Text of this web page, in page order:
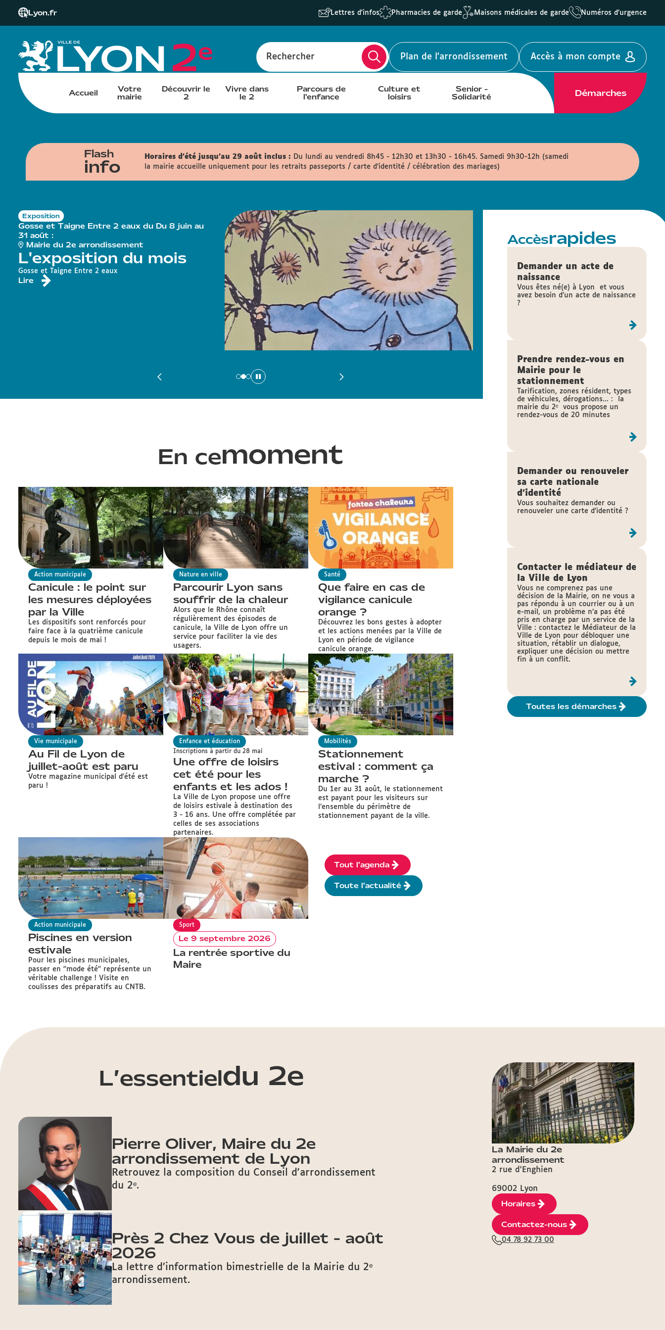
Lyon.fr Lettres d'infos Pharmacies de garde Maisons médicales de garde Numéros d'urgence
Rechercher Plan de l'arrondissement Accès à mon compte
Accueil
Votre
mairie
Découvrir le
2
Vivre dans
le 2
Parcours de
l'enfance
Culture et
loisirs
Senior -
Solidarité
Démarches
Flash
info Horaires d'été jusqu'au 29 août inclus :
Du lundi au vendredi 8h45 - 12h30 et 13h30 - 16h45. Samedi 9h30-12h (samedi
la mairie accueille uniquement pour les retraits passeports / carte d’identité / célébration des mariages)
Exposition
Gosse et Taigne Entre 2 eaux du Du 8 juin au
31 août :
Mairie du 2e arrondissement
L'exposition du mois
Gosse et Taigne Entre 2 eaux
Lire
Gymnase Chanfray
Gymnase Louis Chanfray
Forum des
associations du 2e
arrondissement
Trouvez votre activité sportive, culturelle ou de
En cemoment
Action municipale
Canicule : le point sur
les mesures déployées
par la Ville
Les dispositifs sont renforcés pour
faire face à la quatrième canicule
depuis le mois de mai !
Nature en ville
Parcourir Lyon sans
souffrir de la chaleur
Alors que le Rhône connaît
régulièrement des épisodes de
canicule, la Ville de Lyon offre un
service pour faciliter la vie des
usagers.
Santé
Que faire en cas de
vigilance canicule
orange ?
Découvrez les bons gestes à adopter
et les actions menées par la Ville de
Lyon en période de vigilance
canicule orange.
Vie municipale
Au Fil de Lyon de
juillet-août est paru
Votre magazine municipal d'été est
paru !
Enfance et éducation
Inscriptions à partir du 28 mai
Une offre de loisirs
cet été pour les
enfants et les ados !
La Ville de Lyon propose une offre
de loisirs estivale à destination des
3 - 16 ans. Une offre complétée par
celles de ses associations
partenaires.
Mobilités
Stationnement
estival : comment ça
marche ?
Du 1er au 31 août, le stationnement
est payant pour les visiteurs sur
l’ensemble du périmètre de
stationnement payant de la ville.
Action municipale
Piscines en version
estivale
Pour les piscines municipales,
passer en "mode été" représente un
véritable challenge ! Visite en
coulisses des préparatifs au CNTB.
Sport
Le 9 septembre 2026
La rentrée sportive du
Maire
Tout l’agenda
Toute l’actualité
Accèsrapides
Demander un acte de
naissance
Vous êtes né(e) à Lyon et vous
avez besoin d’un acte de naissance
?
Prendre rendez-vous en
Mairie pour le
stationnement
Tarification, zones résident, types
de véhicules, dérogations... : la
mairie du 2ᵉ vous propose un
rendez-vous de 20 minutes
Demander ou renouveler
sa carte nationale
d'identité
Vous souhaitez demander ou
renouveler une carte d’identité ?
Contacter le médiateur de
la Ville de Lyon
Vous ne comprenez pas une
décision de la Mairie, on ne vous a
pas répondu à un courrier ou à un
e-mail, un problème n’a pas été
pris en charge par un service de la
Ville : contactez le Médiateur de la
Ville de Lyon pour débloquer une
situation, rétablir un dialogue,
expliquer une décision ou mettre
fin à un conflit.
Toutes les démarches
L’essentieldu 2e
Pierre Oliver, Maire du 2e
arrondissement de Lyon
Retrouvez la composition du Conseil d'arrondissement
du 2ᵉ.
Près 2 Chez Vous de juillet - août
2026
La lettre d’information bimestrielle de la Mairie du 2ᵉ
arrondissement.
La Mairie du 2e
arrondissement
2 rue d'Enghien
69002 Lyon
Horaires
Contactez-nous
04 78 92 73 00